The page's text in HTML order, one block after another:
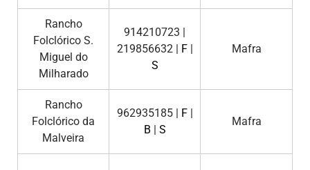
Rancho
Folclórico S.
Miguel do
Milharado
914210723 |
219856632 | F|
S
Mafra
Rancho
Folclórico da
Malveira
962935185 | F|
B | S
Mafra